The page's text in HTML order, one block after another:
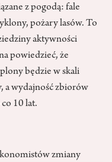
z pogodą: fale
pożary lasów. To
aktywności
powiedzieć, że
będzie w skali
a wydajność zbiorów
10 lat.
zmiany